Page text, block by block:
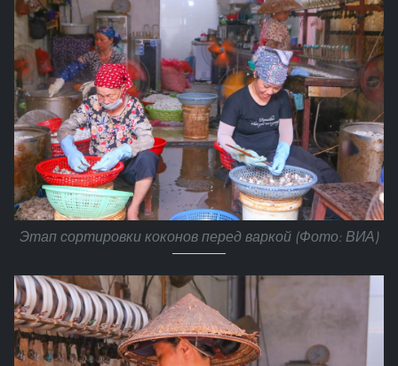
Этап сортировки коконов перед варкой (Фото: ВИА)